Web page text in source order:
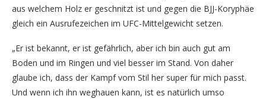
aus welchem Holz er geschnitzt ist und gegen die BJJ-Koryphäe
gleich ein Ausrufezeichen im UFC-Mittelgewicht setzen.
„Er ist bekannt, er ist gefährlich, aber ich bin auch gut am
Boden und im Ringen und viel besser im Stand. Von daher
glaube ich, dass der Kampf vom Stil her super für mich passt.
Und wenn ich ihn weghauen kann, ist es natürlich umso